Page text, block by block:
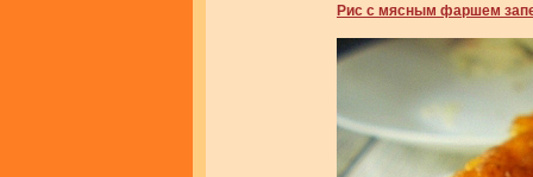
Рис с мясным фаршем